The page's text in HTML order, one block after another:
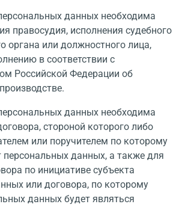
данных необходима
правосудия, исполнения судебного
органа или должностного лица,
в соответствии с
Российской Федерации об
данных необходима
стороной которого либо
или поручителем по которому
персональных данных, а также для
по инициативе субъекта
или договора, по которому
данных будет являться